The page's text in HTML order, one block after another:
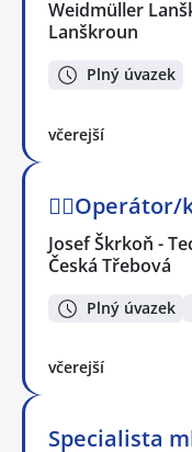
Weidmüller
Lanškroun
Plný úvazek
včerejší
Josef Škrkoň -
Česká Třebová
Plný úvazek
včerejší
Specialista